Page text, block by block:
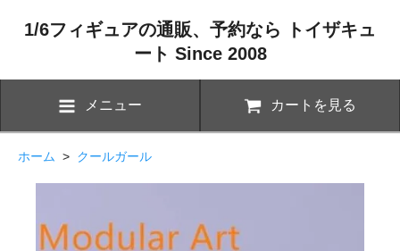
1/6フィギュアの通販、予約なら トイザキュ
ート Since 2008
メニュー カートを見る
ホーム > クールガール